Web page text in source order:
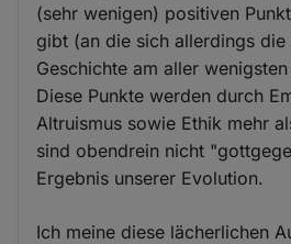
(sehr wenigen) positiven
gibt (an die sich allerdings die
Geschichte am aller
Diese Punkte werden durch
Altruismus sowie Ethik mehr
sind obendrein nicht
Ergebnis unserer Evolution.
Ich meine diese lächerlichen